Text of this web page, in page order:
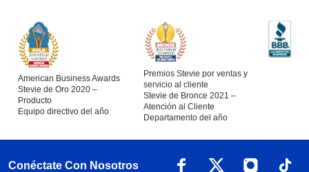
American Business Awards
Stevie de Oro 2020 –
Producto
Equipo directivo del año
Premios Stevie por ventas y
servicio al cliente
Stevie de Bronce 2021 –
Atención al Cliente
Departamento del año
Conéctate Con Nosotros